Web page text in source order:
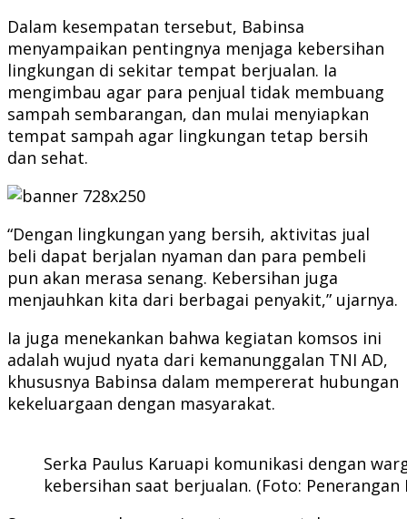
Dalam kesempatan tersebut, Babinsa
menyampaikan pentingnya menjaga kebersihan
lingkungan di sekitar tempat berjualan. Ia
mengimbau agar para penjual tidak membuang
sampah sembarangan, dan mulai menyiapkan
tempat sampah agar lingkungan tetap bersih
dan sehat.
“Dengan lingkungan yang bersih, aktivitas jual
beli dapat berjalan nyaman dan para pembeli
pun akan merasa senang. Kebersihan juga
menjauhkan kita dari berbagai penyakit,” ujarnya.
Ia juga menekankan bahwa kegiatan komsos ini
adalah wujud nyata dari kemanunggalan TNI AD,
khususnya Babinsa dalam mempererat hubungan
kekeluargaan dengan masyarakat.
Serka Paulus Karuapi komunikasi dengan
kebersihan saat berjualan. (Foto: Penerangan